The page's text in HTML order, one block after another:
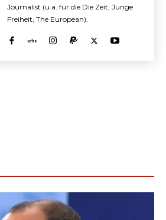
Journalist (u.a. für die Die Zeit, Junge
Freiheit, The European).